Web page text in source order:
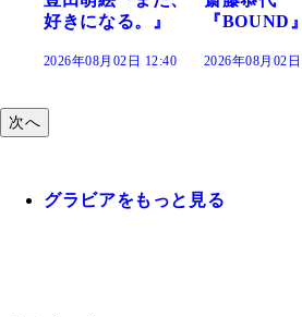
『BOUND』
2026年08月02日 12:35
『
2026年08月
次へ
グラビアをもっと見る